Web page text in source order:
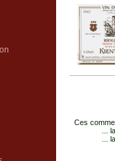
Ces
...
...